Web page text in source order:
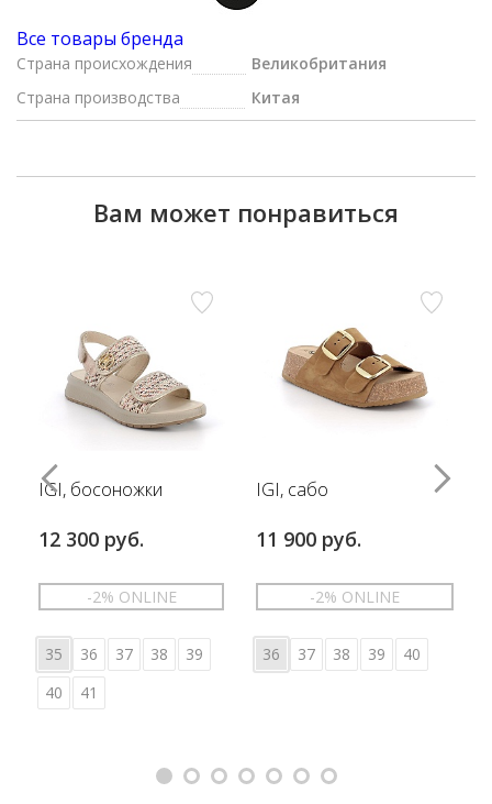
Все товары бренда
Страна происхождения
Великобритания
Страна производства
Китая
Вам может понравиться
IGI, босоножки
12 300 руб.
-2% ONLINE
35 36 37 38
39
40
41
IGI, сабо
11 900 руб.
-2% ONLINE
36 37 38 39 40